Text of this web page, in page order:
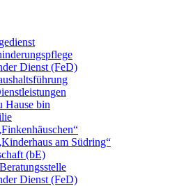
Dienst (FeD)
Hause bin
am Südring“
(bE)
Dienst (FeD)